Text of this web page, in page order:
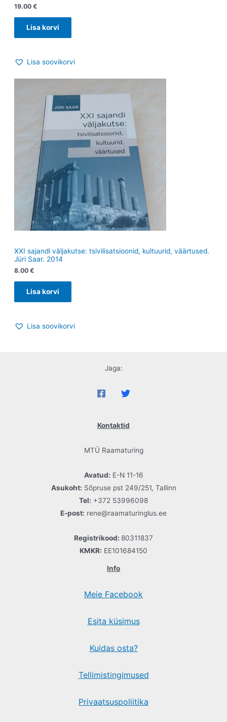
19.00 €
Lisa korvi
Lisa soovikorvi
XXI sajandi väljakutse: tsivilisatsioonid, kultuurid, väärtused.
Jüri Saar. 2014
8.00 €
Lisa korvi
Lisa soovikorvi
Jaga:
Kontaktid
MTÜ Raamaturing
Avatud: E-N 11-16
Asukoht: Sõpruse pst 249/251, Tallinn
Tel: +372 53996098
E-post: rene@raamaturinglus.ee
Registrikood: 80311837
KMKR: EE101684150
Info
Meie Facebook
Esita küsimus
Kuidas osta?
Tellimistingimused
Privaatsuspoliitika